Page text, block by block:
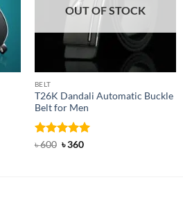
OUT OF STOCK
BELT
T26K Dandali Automatic Buckle
Belt for Men
Rated5
৳600 Original
৳360Current